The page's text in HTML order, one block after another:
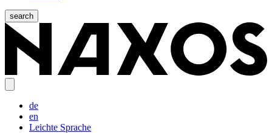
search
de
en
Leichte Sprache